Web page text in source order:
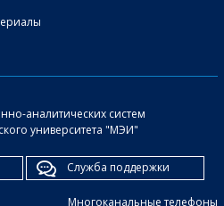
аналитических систем
университета "МЭИ"
Служба поддержки
Многоканальные телефоны